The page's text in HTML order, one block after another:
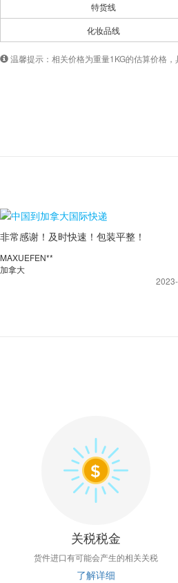
特货线
化妆品线
温馨提示：相关价格为重量1KG的估算价格
非常感谢！及时快速！包装平整！
MAXUEFEN**
加拿大
关税税金
货件进口有可能会产生的相关关税
了解详细